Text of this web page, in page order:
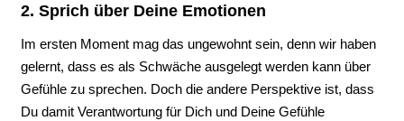
2. Sprich über Deine Emotionen
Im ersten Moment mag das ungewohnt sein, denn wir haben
gelernt, dass es als Schwäche ausgelegt werden kann über
Gefühle zu sprechen. Doch die andere Perspektive ist, dass
Du damit Verantwortung für Dich und Deine Gefühle